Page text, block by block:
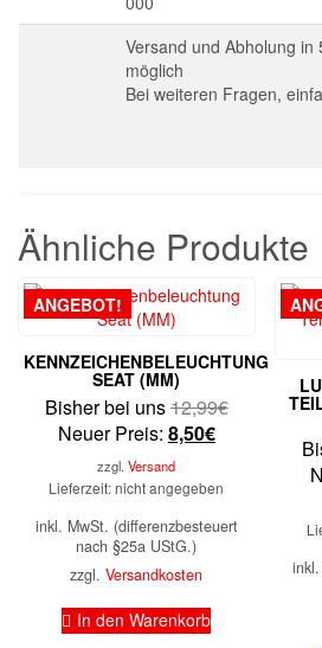
Versand und Abholung in
möglich
Bei weiteren Fragen,
Ähnliche Produkte
ANGEBOT!
KENNZEICHENBELEUCHTUNG
SEAT (MM)
Bisher bei uns12,99€
Neuer Preis: 8,50€Aktueller
ist:
zzgl.Versand
Lieferzeit: nicht angegeben
inkl. MwSt. (differenzbesteuert
nach §25a UStG.)
zzgl.Versandkosten
In den Warenkorb